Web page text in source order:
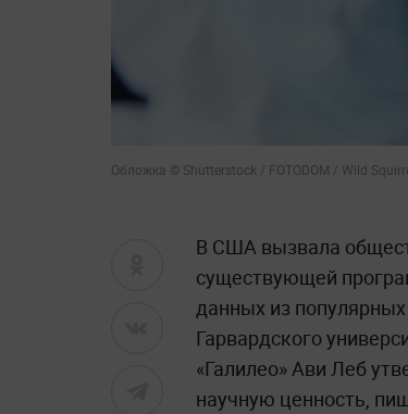
Обложка © Shutterstock / FOTODOM / Wild
В США вызвала
существующей
данных из
Гарвардского
«Галилео» Ави Леб
научную ценность,